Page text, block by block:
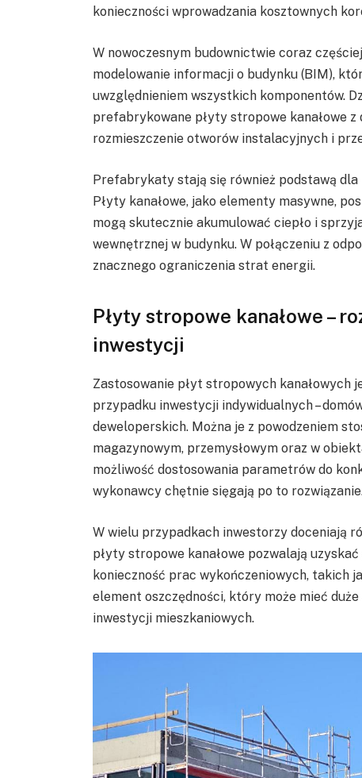
konieczności wprowadzania kosztownych
W nowoczesnym budownictwie coraz
modelowanie informacji o budynku (BIM),
uwzględnieniem wszystkich komponentów.
prefabrykowane płyty stropowe kanałowe
rozmieszczenie otworów instalacyjnych i
Prefabrykaty stają się również podstawą
Płyty kanałowe, jako elementy masywne,
mogą skutecznie akumulować ciepło i
wewnętrznej w budynku. W połączeniu z
znacznego ograniczenia strat energii.
Płyty stropowe kanałowe –
inwestycji
Zastosowanie płyt stropowych kanałowych
przypadku inwestycji indywidualnych –
deweloperskich. Można je z powodzeniem
magazynowym, przemysłowym oraz w
możliwość dostosowania parametrów do
wykonawcy chętnie sięgają po to
W wielu przypadkach inwestorzy doceniają
płyty stropowe kanałowe pozwalają
konieczność prac wykończeniowych, takich
element oszczędności, który może mieć
inwestycji mieszkaniowych.